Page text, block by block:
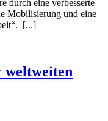
durch eine verbesserte
Mobilisierung und eine
[...]